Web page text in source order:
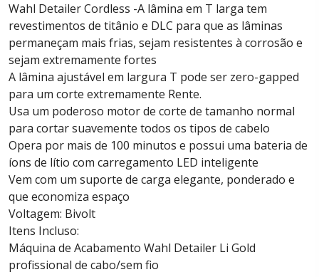
Wahl Detailer Cordless -A lâmina em T larga tem
revestimentos de titânio e DLC para que as lâminas
permaneçam mais frias, sejam resistentes à corrosão e
sejam extremamente fortes
A lâmina ajustável em largura T pode ser zero-gapped
para um corte extremamente Rente.
Usa um poderoso motor de corte de tamanho normal
para cortar suavemente todos os tipos de cabelo
Opera por mais de 100 minutos e possui uma bateria de
íons de lítio com carregamento LED inteligente
Vem com um suporte de carga elegante, ponderado e
que economiza espaço
Voltagem: Bivolt
Itens Incluso:
Máquina de Acabamento Wahl Detailer Li Gold
profissional de cabo/sem fio